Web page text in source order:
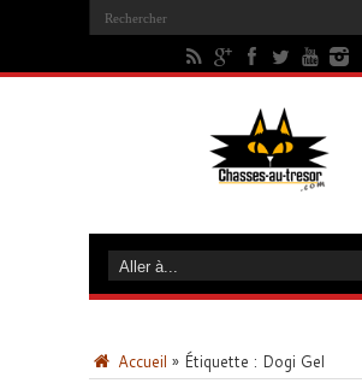
Accueil » Étiquette : Dogi Gel